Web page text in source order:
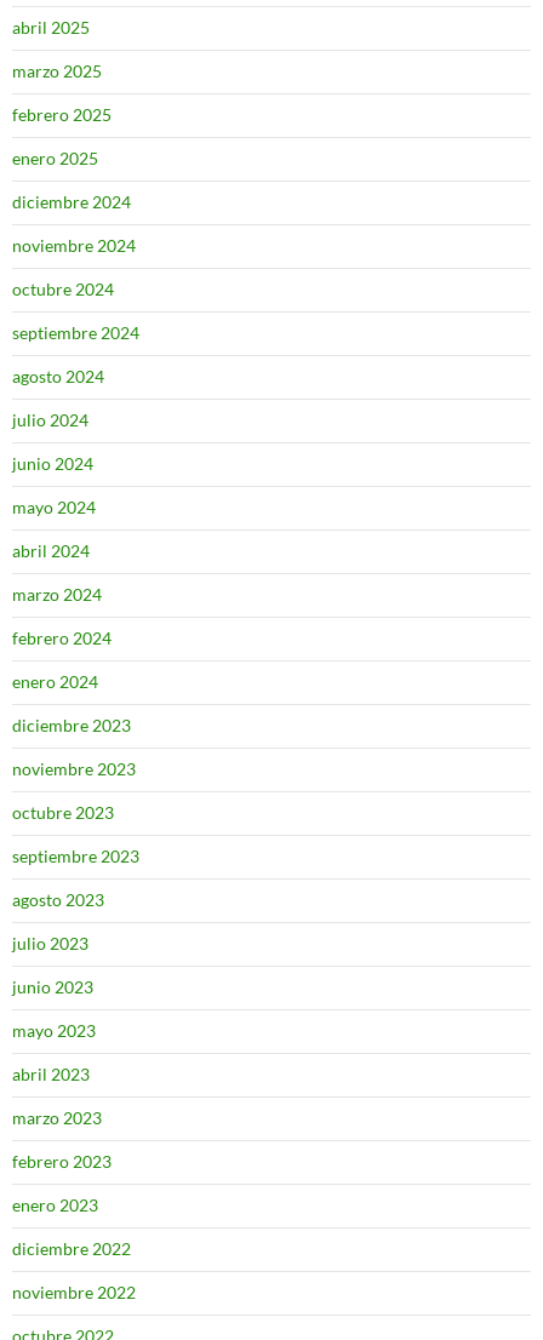
abril 2025
marzo 2025
febrero 2025
enero 2025
diciembre 2024
noviembre 2024
octubre 2024
septiembre 2024
agosto 2024
julio 2024
junio 2024
mayo 2024
abril 2024
marzo 2024
febrero 2024
enero 2024
diciembre 2023
noviembre 2023
octubre 2023
septiembre 2023
agosto 2023
julio 2023
junio 2023
mayo 2023
abril 2023
marzo 2023
febrero 2023
enero 2023
diciembre 2022
noviembre 2022
octubre 2022